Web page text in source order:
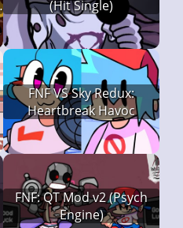
(Hit Single)
FNF VS Sky Redux:
Heartbreak Havoc
FNF: QT Mod v2 (Psych
Engine)